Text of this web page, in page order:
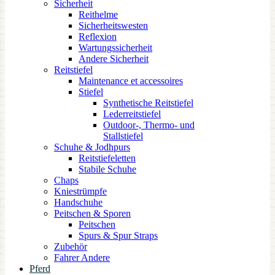
Sicherheit
Reithelme
Sicherheitswesten
Reflexion
Wartungssicherheit
Andere Sicherheit
Reitstiefel
Maintenance et accessoires
Stiefel
Synthetische Reitstiefel
Lederreitstiefel
Outdoor-, Thermo- und
Stallstiefel
Schuhe & Jodhpurs
Reitstiefeletten
Stabile Schuhe
Chaps
Kniestrümpfe
Handschuhe
Peitschen & Sporen
Peitschen
Spurs & Spur Straps
Zubehör
Fahrer Andere
Pferd